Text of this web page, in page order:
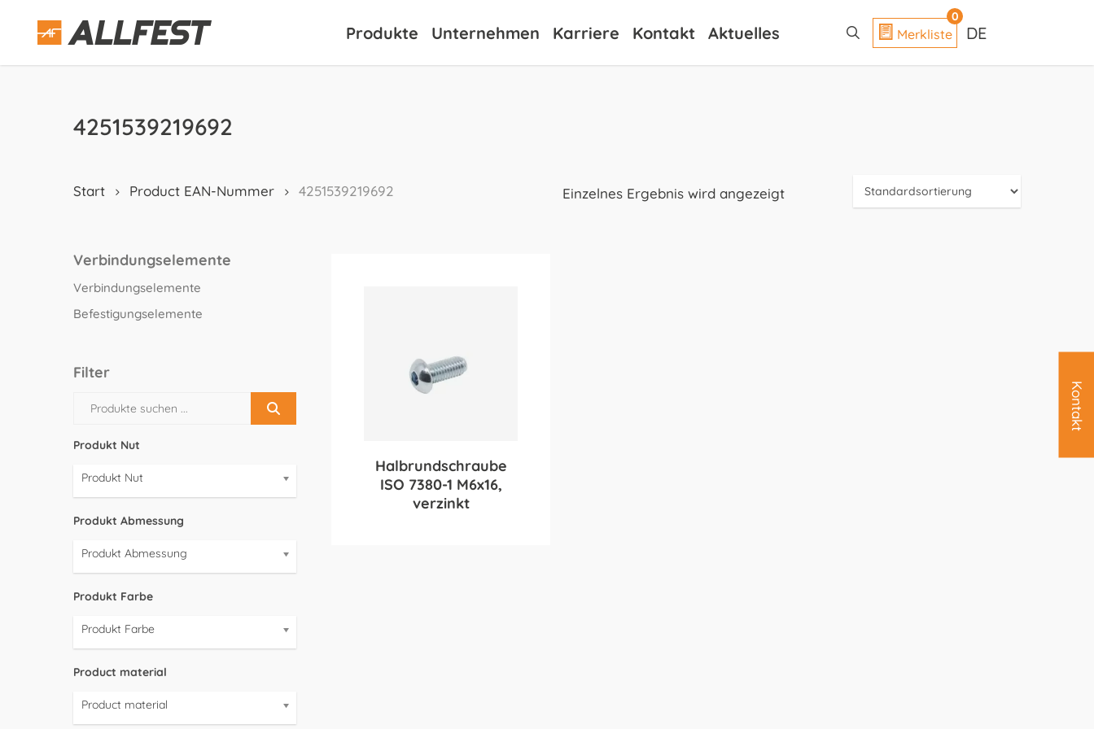
content
Produkte Unternehmen Karriere Kontakt Aktuelles
0
Merkliste DE
4251539219692
Einzelnes Ergebnis wird angezeigt
Start Product EAN-Nummer 4251539219692
Verbindungselemente
Verbindungselemente
Befestigungselemente
Filter
Produkt Nut
Produkt Nut
Produkt Abmessung
Produkt Abmessung
Produkt Farbe
Produkt Farbe
Product material
Product material
Halbrundschraube
ISO 7380-1 M6x16,
verzinkt
Kontakt